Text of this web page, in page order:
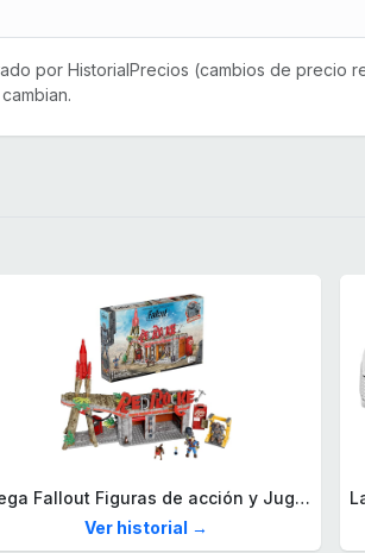
por HistorialPrecios (cambios de precio
Mega Fallout Figuras de acción y Juguetes de construcción, Parada de Camiones Red Rocket con 824 Piezas, 2 Personajes articulados y Accesorios, para coleccionistas, HXT00
Ver historial →